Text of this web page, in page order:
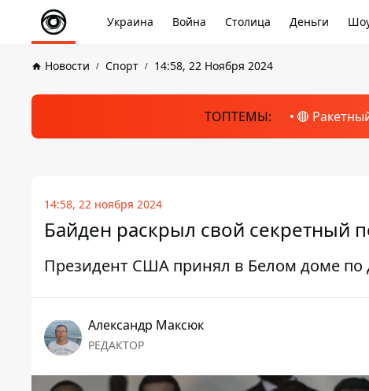
Украина Война Столица Деньги
Новости Спорт 14:58, 22 Ноября 2024
ТОПТЕМЫ: 🔴
14:58, 22 ноября 2024
Байден раскрыл свой секретный
Президент США принял в Белом доме
Александр Максюк
РЕДАКТОР